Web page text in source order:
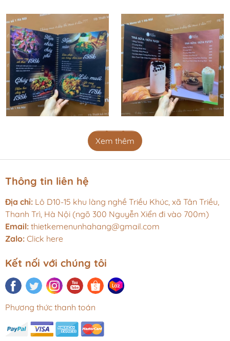
Xem thêm
Thông tin liên hệ
Địa chỉ: Lô D10-15 khu làng nghề Triều Khúc, xã Tân Triều,
Thanh Trì, Hà Nội (ngõ 300 Nguyễn Xiển đi vào 700m)
Email: thietkemenunhahang@gmail.com
Zalo: Click here
Kết nối với chúng tôi
Phương thức thanh toán